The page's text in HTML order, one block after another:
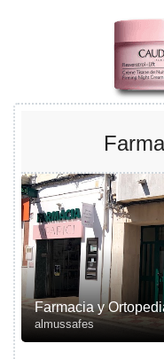
Farmacia y
almussafes